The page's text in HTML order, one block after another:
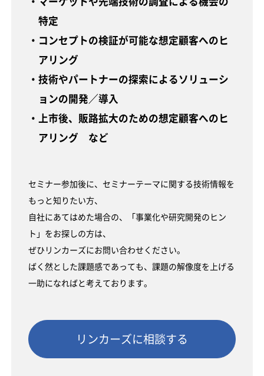
特定
・コンセプトの検証が可能な想定顧客へのヒ
アリング
・技術やパートナーの探索によるソリューシ
ョンの開発／導入
・上市後、販路拡大のための想定顧客へのヒ
アリング など
セミナー参加後に、セミナーテーマに関する技術情報を
もっと知りたい方、
自社にあてはめた場合の、「事業化や研究開発のヒン
ト」をお探しの方は、
ぜひリンカーズにお問い合わせください。
ばく然とした課題感であっても、課題の解像度を上げる
一助になればと考えております。
リンカーズに相談する